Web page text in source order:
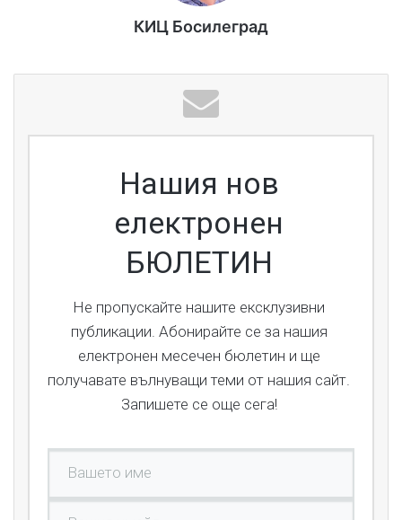
КИЦ Босилеград
Нашия нов
електронен
БЮЛЕТИН
Не пропускайте нашите ексклузивни
публикации. Абонирайте се за нашия
електронен месечен бюлетин и ще
получавате вълнуващи теми от нашия сайт.
Запишете се още сега!